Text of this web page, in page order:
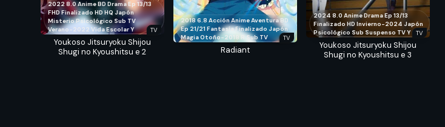
20228.0AnimeBDDramaEp 13/13
FHDFinalizado HD HQ Japón
MisterioPsicológico Sub TV
Verano-2022 Vida EscolarY TV
Youkoso Jitsuryoku Shijou
Shugi no Kyoushitsu e 2
20186.8 AcciónAnimeAventura BD
Ep 21/21 FantasíaFinalizado Japón
MagiaOtoño-2018 RSub TV TV
Radiant
2024 8.0 AnimeDramaEp 13/13
Finalizado HD Invierno-2024 Japón
Psicológico Sub Suspenso TVY TV
Youkoso Jitsuryoku Shijou
Shugi no Kyoushitsu e 3